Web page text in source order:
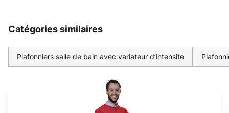
Catégories similaires
Plafonniers salle de bain avec variateur d’intensité